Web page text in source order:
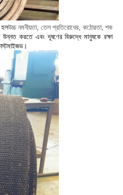
উচ্চ নমনীয়তা, তেল প্রতিরোধের, কঠোরতা, শক
উন্নত করতে এবং দূষণের বিরুদ্ধে মানুষকে রক্ষা